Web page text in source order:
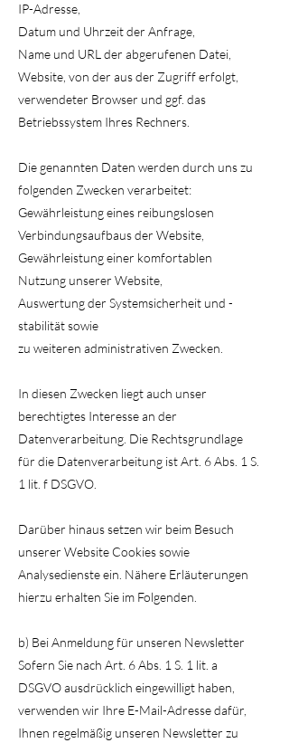
IP-Adresse,
Datum und Uhrzeit der Anfrage,
Name und URL der abgerufenen Datei,
Website, von der aus der Zugriff erfolgt,
verwendeter Browser und ggf. das
Betriebssystem Ihres Rechners.
Die genannten Daten werden durch uns zu
folgenden Zwecken verarbeitet:
Gewährleistung eines reibungslosen
Verbindungsaufbaus der Website,
Gewährleistung einer komfortablen
Nutzung unserer Website,
Auswertung der Systemsicherheit und -
stabilität sowie
zu weiteren administrativen Zwecken.
In diesen Zwecken liegt auch unser
berechtigtes Interesse an der
Datenverarbeitung. Die Rechtsgrundlage
für die Datenverarbeitung ist Art. 6 Abs. 1 S.
1 lit. f DSGVO.
Darüber hinaus setzen wir beim Besuch
unserer Website Cookies sowie
Analysedienste ein. Nähere Erläuterungen
hierzu erhalten Sie im Folgenden.
b) Bei Anmeldung für unseren Newsletter
Sofern Sie nach Art. 6 Abs. 1 S. 1 lit. a
DSGVO ausdrücklich eingewilligt haben,
verwenden wir Ihre E-Mail-Adresse dafür,
Ihnen regelmäßig unseren Newsletter zu